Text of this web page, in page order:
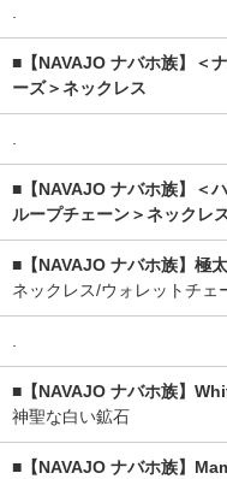
.
■【NAVAJO ナバホ族】＜
ーズ＞ネックレス
.
■【NAVAJO ナバホ族】＜
ループチェーン＞ネックレ
■【NAVAJO ナバホ族】極
ネックレス/ウォレットチェ
.
■【NAVAJO ナバホ族】
神聖な白い鉱石
■【NAVAJO ナバホ族】